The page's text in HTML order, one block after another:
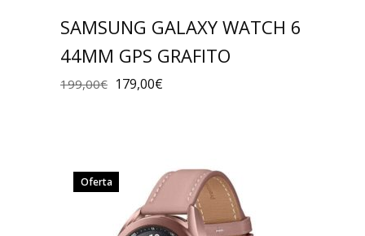
SAMSUNG GALAXY WATCH 6
44MM GPS GRAFITO
199,00€ 179,00€
Oferta